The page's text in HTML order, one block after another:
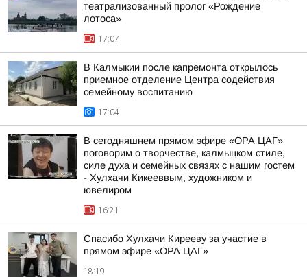
театрализованный пролог «Рождение
лотоса»
17:07
В Калмыкии после капремонта открылось
приемное отделение Центра содействия
семейному воспитанию
17:04
В сегодняшнем прямом эфире «ОРА ЦАГ»
поговорим о творчестве, калмыцком стиле,
силе духа и семейных связях с нашим гостем
- Хулхачи Кикееввым, художником и
ювелиром
16:21
Спасибо Хулхачи Кирееву за участие в
прямом эфире «ОРА ЦАГ»
18:19